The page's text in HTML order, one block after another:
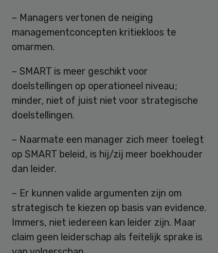
– Managers vertonen de neiging
managementconcepten kritiekloos te
omarmen.
– SMART is meer geschikt voor
doelstellingen op operationeel niveau;
minder, niet of juist niet voor strategische
doelstellingen.
– Naarmate een manager zich meer toelegt
op SMART beleid, is hij/zij meer boekhouder
dan leider.
– Er kunnen valide argumenten zijn om
strategisch te kiezen op basis van evidence.
Immers, niet iedereen kan leider zijn. Maar
claim geen leiderschap als feitelijk sprake is